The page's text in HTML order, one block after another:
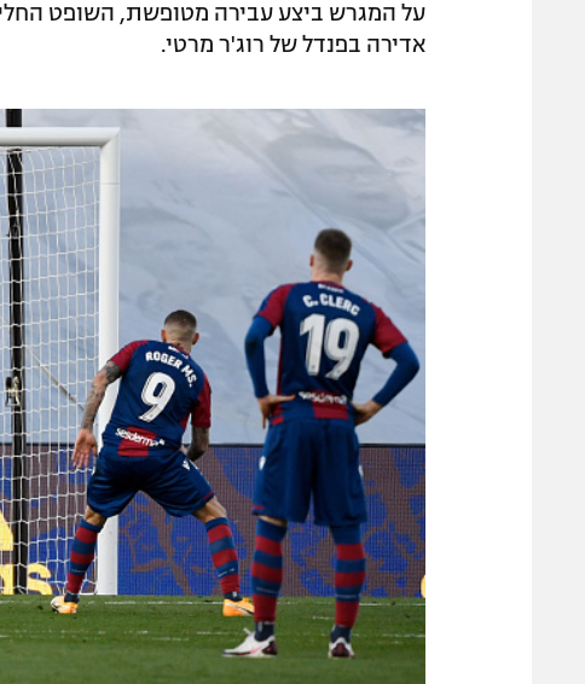
על המגרש ביצע עבירה מטופשת, השופט
אדירה בפנדל של רוג'ר מרטי.